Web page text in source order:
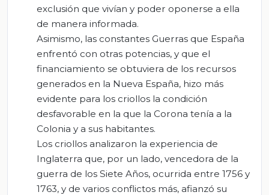
exclusión que vivían y poder oponerse a ella
de manera informada.
Asimismo, las constantes Guerras que España
enfrentó con otras potencias, y que el
financiamiento se obtuviera de los recursos
generados en la Nueva España, hizo más
evidente para los criollos la condición
desfavorable en la que la Corona tenía a la
Colonia y a sus habitantes.
Los criollos analizaron la experiencia de
Inglaterra que, por un lado, vencedora de la
guerra de los Siete Años, ocurrida entre 1756 y
1763, y de varios conflictos más, afianzó su